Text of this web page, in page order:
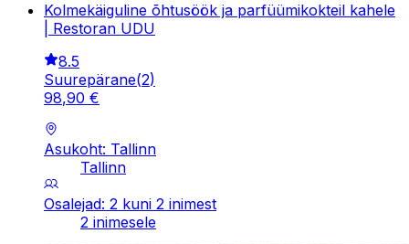
Kolmekäiguline õhtusöök ja parfüümikokteil kahele
| Restoran UDU
8.5
Suurepärane(2)
98,90 €
Asukoht: Tallinn
Tallinn
Osalejad: 2 kuni 2 inimest
2 inimesele